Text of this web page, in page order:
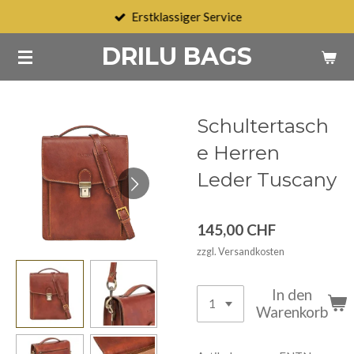
springen
DRILU BAGS
Erstklassiger Service
Schultertasch
e Herren
Leder Tuscany
145,00 CHF
zzgl. Versandkosten
In den
Warenkorb